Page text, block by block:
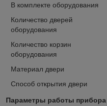
В комплекте оборудования
Количество дверей
оборудования
Количество корзин
оборудования
Материал двери
Способ открытия двери
Параметры работы прибора